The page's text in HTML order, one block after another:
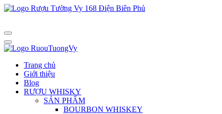
Trang chủ
Giới thiệu
Blog
RƯỢU WHISKY
SẢN PHẨM
BOURBON WHISKEY